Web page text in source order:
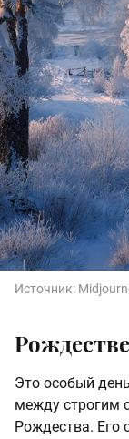
Источник:
Это особый
между строгим
Рождества. Его